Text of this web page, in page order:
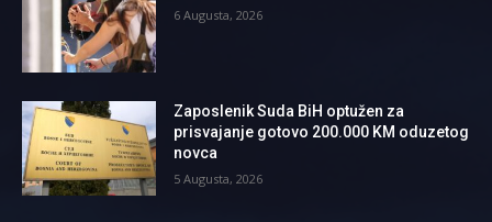
6 Augusta, 2026
Zaposlenik Suda BiH optužen za
prisvajanje gotovo 200.000 KM oduzetog
novca
5 Augusta, 2026